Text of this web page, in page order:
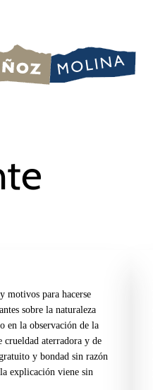
motivos para hacerse
sobre la naturaleza
en la observación de la
crueldad aterradora y de
y bondad sin razón
explicación viene sin